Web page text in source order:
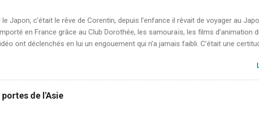
Japon, c’était le rêve de Corentin, depuis l’enfance il rêvait de voyager au
en France grâce au Club Dorothée, les samouraïs, les films d’animation
ont déclenchés en lui un engouement qui n’a jamais faibli. C’était une
était une façon d’être autrement dépaysé. Lorsque j’habitais en Australie, j’ai
bout du monde, la société et le style de vie australien sont très occidentalisés.
l’Australie est malheureusement peu visible. Je souhaitais pour mes futurs
et découvrir une autre société. C’est ainsi que mon intérêt pour le
de l'Asie